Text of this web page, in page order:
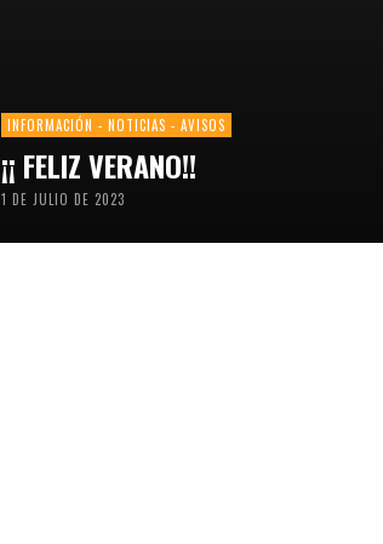
INFORMACIÓN - NOTICIAS - AVISOS
¡¡ FELIZ VERANO!!
1 DE JULIO DE 2023